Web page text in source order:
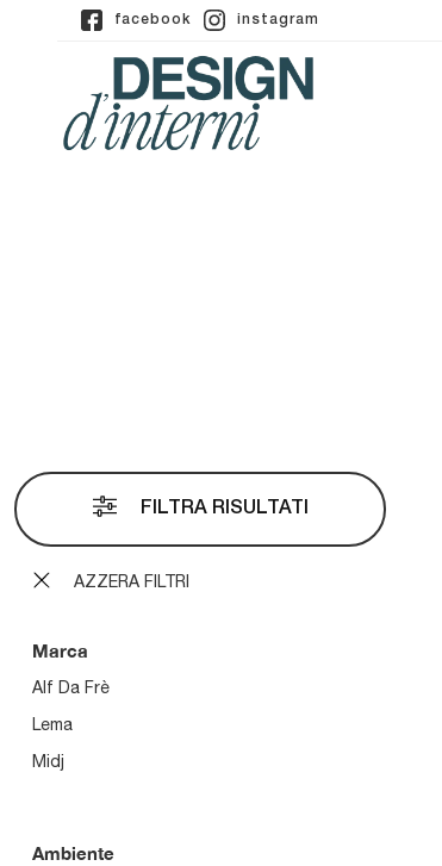
facebook instagram
FILTRA RISULTATI
AZZERA FILTRI
Marca
Alf Da Frè
Lema
Midj
Ambiente